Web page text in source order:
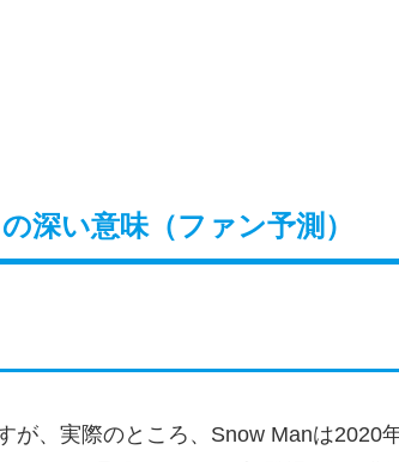
深い意味（ファン予測）
が、実際のところ、Snow Manは2020